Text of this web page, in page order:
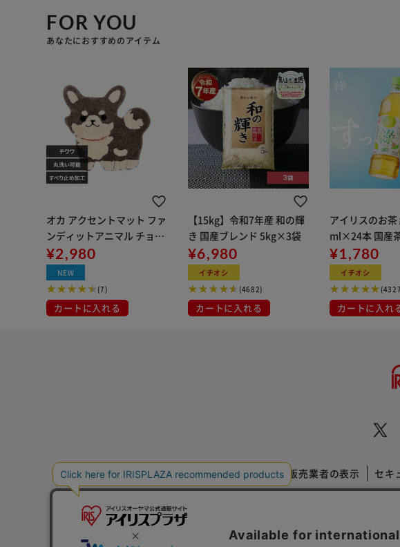
FOR YOU
あなたにおすすめのアイテム
オカ アクセントマット ファ
ンディットアニマル チョコ
レートタンチワワ
¥2,980
NEW
(7)
カートに入れる
【15kg】令和7年産 和の輝
き 国産ブレンド 5kg×3袋
¥6,980
イチオシ
(4682)
カートに入れる
アイリスのお
ml×24本 国産
用
¥1,780
イチオシ
カートに入れ
特定商取引法に基づく通信販売業者の表示 セキ